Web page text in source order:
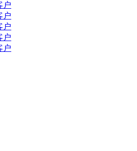
户
户
户
户
户